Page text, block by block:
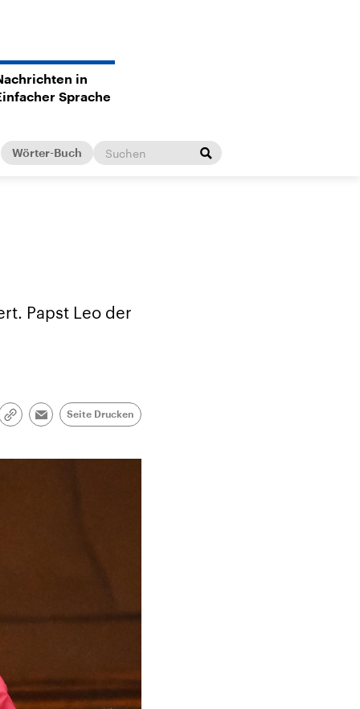
in
Sprache
Wörter-Buch
Papst Leo der
Link
Email
Seite Drucken